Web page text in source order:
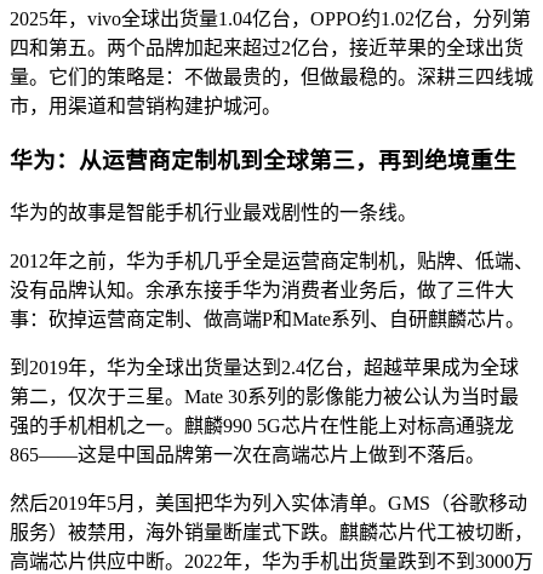
2025年，vivo全球出货量1.04亿台，OPPO约1.02亿台，分列第
四和第五。两个品牌加起来超过2亿台，接近苹果的全球出货
量。它们的策略是：不做最贵的，但做最稳的。深耕三四线城
市，用渠道和营销构建护城河。
华为：从运营商定制机到全球第三，再到绝境重生
华为的故事是智能手机行业最戏剧性的一条线。
2012年之前，华为手机几乎全是运营商定制机，贴牌、低端、
没有品牌认知。余承东接手华为消费者业务后，做了三件大
事：砍掉运营商定制、做高端P和Mate系列、自研麒麟芯片。
到2019年，华为全球出货量达到2.4亿台，超越苹果成为全球
第二，仅次于三星。Mate 30系列的影像能力被公认为当时最
强的手机相机之一。麒麟990 5G芯片在性能上对标高通骁龙
865——这是中国品牌第一次在高端芯片上做到不落后。
然后2019年5月，美国把华为列入实体清单。GMS（谷歌移动
服务）被禁用，海外销量断崖式下跌。麒麟芯片代工被切断，
高端芯片供应中断。2022年，华为手机出货量跌到不到3000万